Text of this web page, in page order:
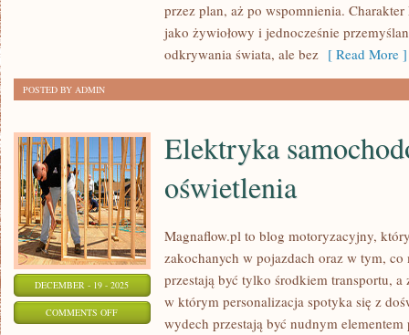
CHORWACJA
przez plan, aż po wspomnienia.
jako żywiołowy i jednocześnie
odkrywania świata, ale bez [ Read More ]
POSTED BY ADMIN
DECEMBER - 19 - 2025
COMMENTS OFFON
Elektryka
oświetlenia
Magnaflow.pl to blog motoryzacyjny,
zakochanych w pojazdach oraz w tym,
przestają być tylko środkiem transportu, a
w którym personalizacja spotyka się z
wydech przestają być nudnym